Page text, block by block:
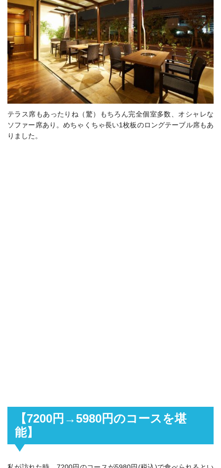
テラス席もあったりね（驚）もちろん完全個室多数、オシャレな
ソファー席あり。めちゃくちゃ長い1枚板のロングテーブル席もあ
りました。
【7200円→5980円のコースを堪
能】